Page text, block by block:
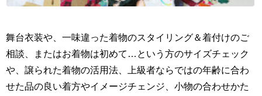
舞台衣装や、一味違った着物のスタイリング＆着付けのご
相談、またはお着物は初めて…という方のサイズチェック
や、譲られた着物の活用法、上級者ならではの年齢に合わ
せた品の良い着方やイメージチェンジ、小物の合わせかた